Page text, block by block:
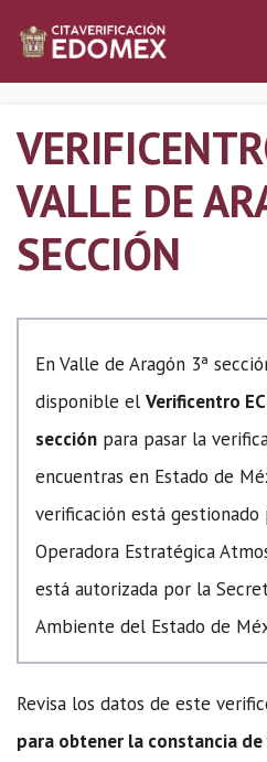
VALLE DE
SECCIÓN
En Valle de Aragón 3ª
disponible el Verificentro
sección para pasar la
encuentras en Estado de
verificación está
Operadora Estratégica
está autorizada por la
Ambiente del Estado de
Revisa los datos de este
para obtener la constancia